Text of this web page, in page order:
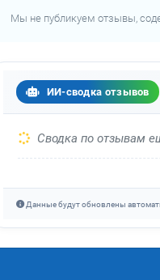
Мы не публикуем отзывы,
ИИ-сводка отзывов
Сводка по отзывам
Данные будут обновлены